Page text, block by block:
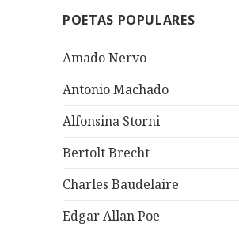
POETAS POPULARES
Amado Nervo
Antonio Machado
Alfonsina Storni
Bertolt Brecht
Charles Baudelaire
Edgar Allan Poe